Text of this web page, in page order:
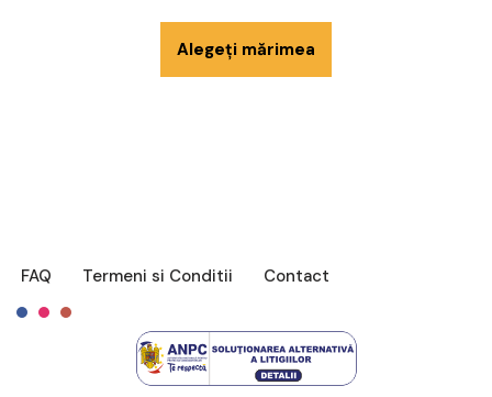
Alegeți mărimea
FAQ Termeni si Conditii Contact